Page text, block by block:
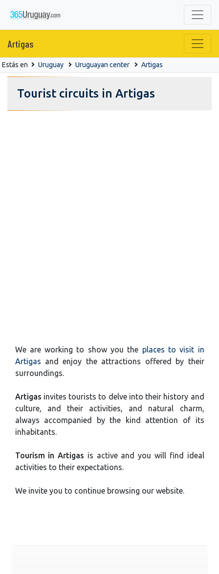
Artigas
Estás en Uruguay Uruguayan center Artigas
Tourist circuits in Artigas
We are working to show you the places to visit in
Artigas and enjoy the attractions offered by their
surroundings.
Artigas invites tourists to delve into their history and
culture, and their activities, and natural charm,
always accompanied by the kind attention of its
inhabitants.
Tourism in Artigas is active and you will find ideal
activities to their expectations.
We invite you to continue browsing our website.